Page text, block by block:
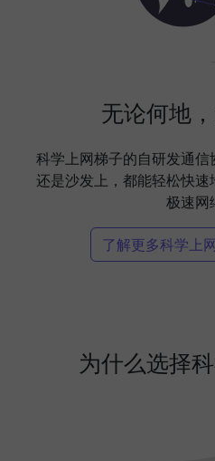
无论何地
科学上网梯子的自研发通
还是沙发上，都能轻松快
极速网
了解更多科学上
为什么选择